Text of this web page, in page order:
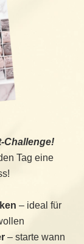
Challenge!
Tag eine
– ideal für
– starte wann